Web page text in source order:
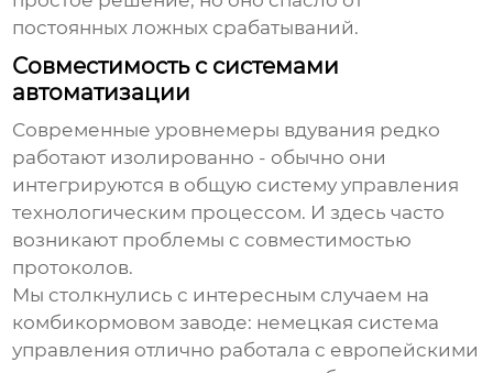
постоянных ложных срабатываний.
Совместимость с системами
автоматизации
Современныеуровнемеры вдувания редко
работают изолированно - обычно они
интегрируются в общую систему управления
технологическим процессом. И здесь часто
возникают проблемы с совместимостью
протоколов.
Мы столкнулись с интересным случаем на
комбикормовом заводе: немецкая система
управления отлично работала с европейскими